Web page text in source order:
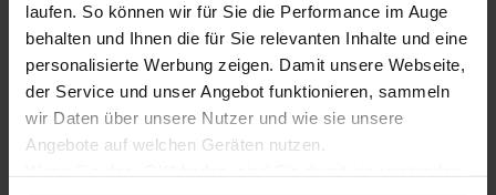
laufen. So können wir für Sie die Performance im Auge
behalten und Ihnen die für Sie relevanten Inhalte und eine
personalisierte Werbung zeigen. Damit unsere Webseite,
der Service und unser Angebot funktionieren, sammeln
wir Daten über unsere Nutzer und wie sie unsere
Angebote auf welchen Geräten nutzen.
AUSSTATTUNG IM DETAIL
TITANIUM
Diesel | Benzin